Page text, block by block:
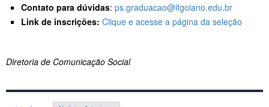
Contato para dúvidas: ps.graduacao@ifgoiano.edu.br
Link de inscrições: Clique e acesse a página da seleção
Diretoria de Comunicação Social